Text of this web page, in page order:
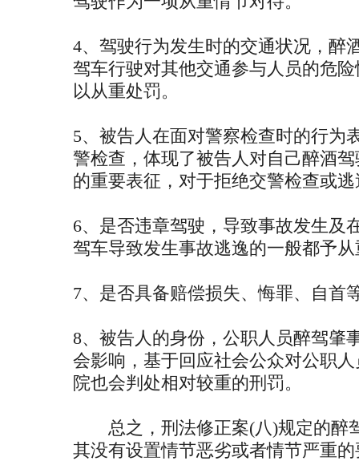
4、驾驶行为发生时的交通状况，醉
驾车行驶对其他交通参与人员的危
以从重处罚。
5、被告人在面对警察检查时的行为
警检查，体现了被告人对自己醉酒
的重要表征，对于拒绝交警检查或
6、是否违章驾驶，导致事故发生及
驾车导致发生事故逃逸的一般都予
7、是否具备赔偿损失、悔罪、自首
8、被告人的身份，公职人员醉驾肇
会影响，基于回应社会公众对公职
院也会判处相对较重的刑罚。
总之，刑法修正案(八)规定的醉
其没有设置情节恶劣或者情节严重